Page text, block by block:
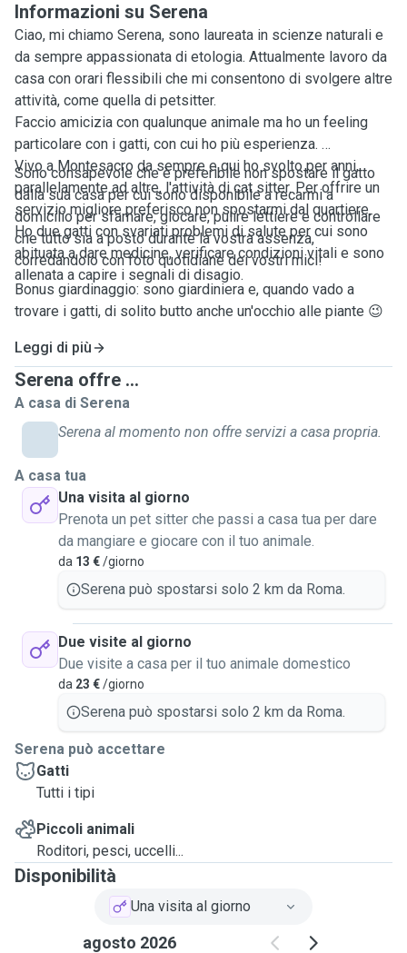
Informazioni su Serena
Ciao, mi chiamo Serena, sono laureata in scienze naturali e
da sempre appassionata di etologia. Attualmente lavoro da
casa con orari flessibili che mi consentono di svolgere altre
attività, come quella di petsitter.
Faccio amicizia con qualunque animale ma ho un feeling
particolare con i gatti, con cui ho più esperienza.
Vivo a Montesacro da sempre e qui ho svolto per anni,
parallelamente ad altre, l'attività di cat sitter. Per offrire un
servizio migliore preferisco non spostarmi dal quartiere.
Ho due gatti con svariati problemi di salute per cui sono
abituata a dare medicine, verificare condizioni vitali e sono
allenata a capire i segnali di disagio.
Sono consapevole che è preferibile non spostare il gatto
dalla sua casaper cui sono disponibile a recarmi a
domicilio per sfamare, giocare, pulire lettiere e controllare
che tutto sia a posto durante la vostra assenza,
corredandolo con foto quotidiane dei vostri mici!
Bonus giardinaggio: sono giardiniera e, quando vado a
trovare i gatti, di solito butto anche un'occhio alle piante 😉
Leggi di più
Serena offre ...
A casa di Serena
Serena al momento non offre servizi a casa propria.
A casa tua
Una visita al giorno
Prenota un pet sitter che passi a casa tua per dare
da mangiare e giocare con il tuo animale.
da 13 €/giorno
Serena può spostarsi solo 2 km da Roma.
Due visite al giorno
Due visite a casa per il tuo animale domestico
da 23 €/giorno
Serena può spostarsi solo 2 km da Roma.
Serena può accettare
Gatti
Tutti i tipi
Piccoli animali
Roditori, pesci, uccelli...
Disponibilità
Una visita al giorno
agosto 2026